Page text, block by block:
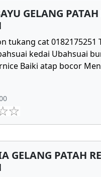
GELANG
tukang cat
kedai Ubahsuai
Baiki atap bocor
GELANG PATAH